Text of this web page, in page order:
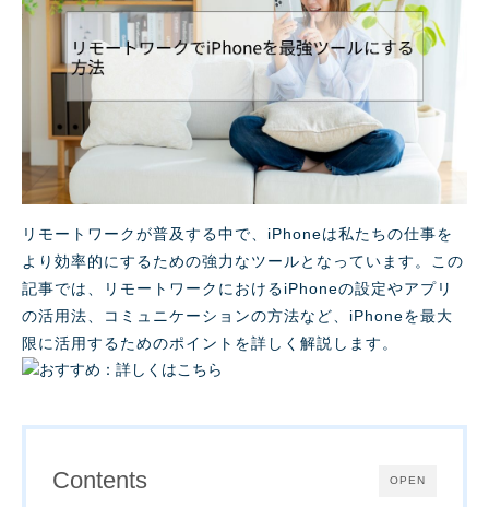
リモートワークが普及する中で、iPhoneは私たちの仕事を
より効率的にするための強力なツールとなっています。この
記事では、リモートワークにおけるiPhoneの設定やアプリ
の活用法、コミュニケーションの方法など、iPhoneを最大
限に活用するためのポイントを詳しく解説します。
OPEN
Contents